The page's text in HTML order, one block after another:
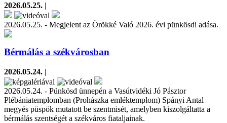
2026.05.25. |
2026.05.25. - Megjelent az Örökké Való 2026. évi pünkösdi adása.
Bérmálás a székvárosban
2026.05.24. |
2026.05.24. - Pünkösd ünnepén a Vasútvidéki Jó Pásztor
Plébániatemplomban (Prohászka emléktemplom) Spányi Antal
megyés püspök mutatott be szentmisét, amelyben kiszolgáltatta a
bérmálás szentségét a székváros fiataljainak.